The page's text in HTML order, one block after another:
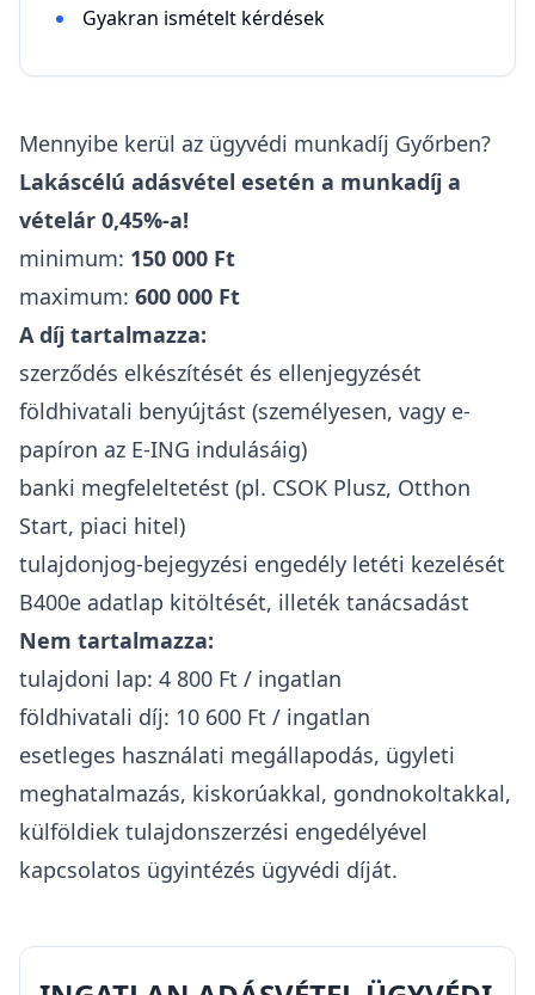
Gyakran ismételt kérdések
Mennyibe kerül az ügyvédi munkadíj Győrben?
Lakáscélú adásvétel esetén a munkadíj a
vételár 0,45%-a!
minimum: 150 000 Ft
maximum: 600 000 Ft
A díj tartalmazza:
szerződés elkészítését és ellenjegyzését
földhivatali benyújtást (személyesen, vagy e-
papíron az E-ING indulásáig)
banki megfeleltetést (pl. CSOK Plusz, Otthon
Start, piaci hitel)
tulajdonjog-bejegyzési engedély letéti kezelését
B400e adatlap kitöltését, illeték tanácsadást
Nem tartalmazza:
tulajdoni lap: 4 800 Ft / ingatlan
földhivatali díj: 10 600 Ft / ingatlan
esetleges használati megállapodás, ügyleti
meghatalmazás, kiskorúakkal, gondnokoltakkal,
külföldiek tulajdonszerzési engedélyével
kapcsolatos ügyintézés ügyvédi díját.